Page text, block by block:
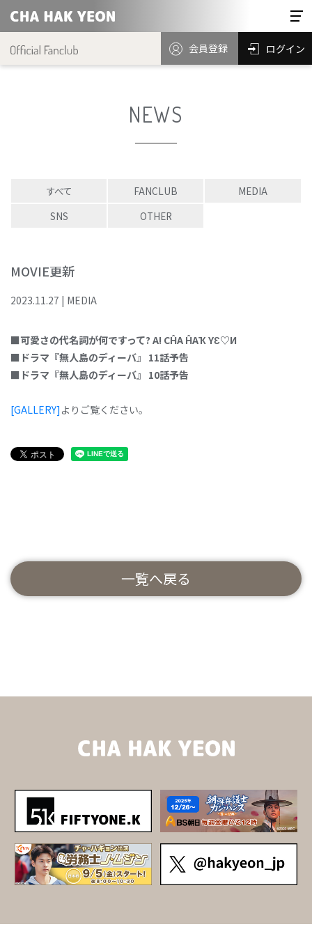
会員登録 ログイン
NEWS
すべて FANCLUB
MEDIA
SNS
OTHER
MOVIE更新
2023.11.27 | MEDIA
■可愛さの代名詞が何ですって? A! CĤA ĤAҠ YƐ♡И
■ドラマ『無人島のディーバ』 11話予告
■ドラマ『無人島のディーバ』 10話予告
[GALLERY] よりご覧ください。
一覧へ戻る